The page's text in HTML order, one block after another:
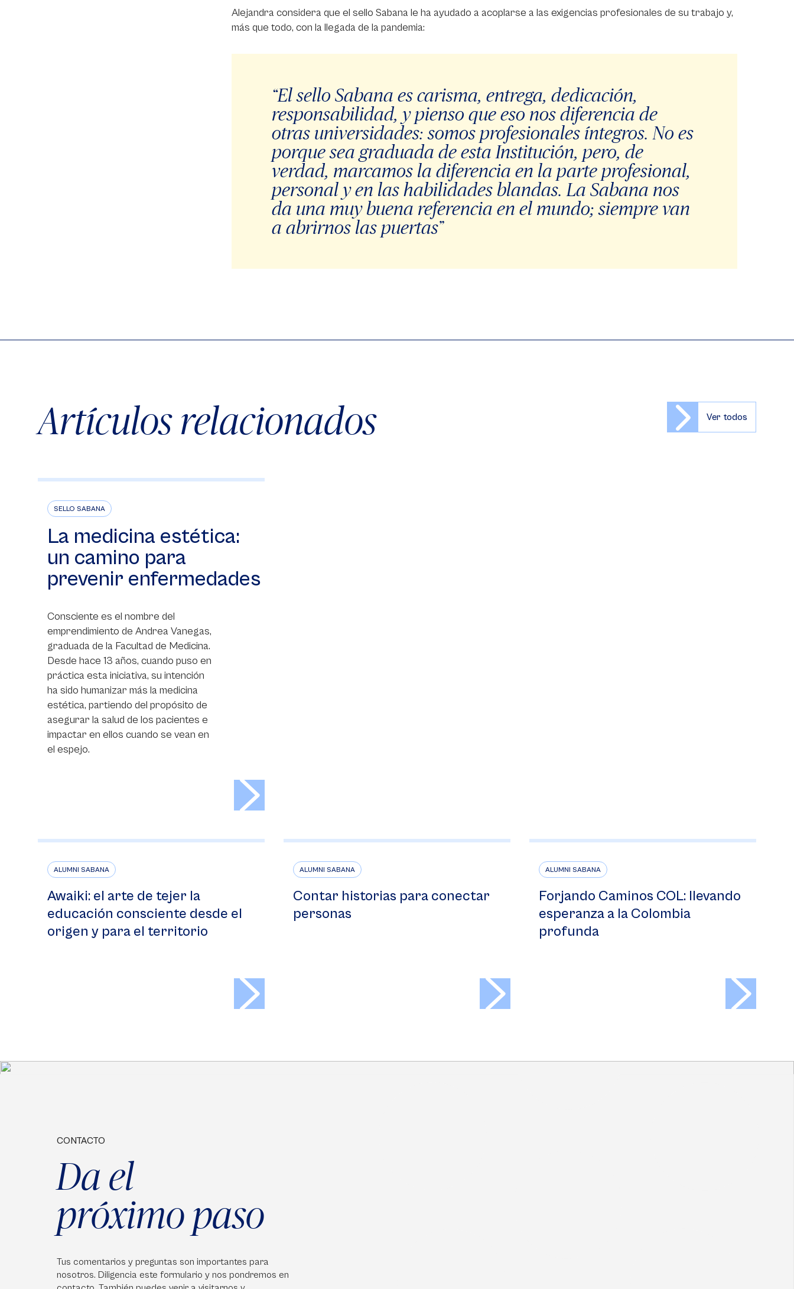
Alejandra considera que el sello Sabana le ha ayudado a acoplarse a las exigencias profesionales de su trabajo y,
más que todo, con la llegada de la pandemia:
“El sello Sabana es carisma, entrega, dedicación,
responsabilidad, y pienso que eso nos diferencia de
otras universidades: somos profesionales íntegros. No es
porque sea graduada de esta Institución, pero, de
verdad, marcamos la diferencia en la parte profesional,
personal y en las habilidades blandas. La Sabana nos
da una muy buena referencia en el mundo; siempre van
a abrirnos las puertas”
Artículos relacionados Ver todos
SELLO SABANA
La medicina estética:
un camino para
prevenir enfermedades
Consciente es el nombre del
emprendimiento de Andrea Vanegas,
graduada de la Facultad de Medicina.
Desde hace 13 años, cuando puso en
práctica esta iniciativa, su intención
ha sido humanizar más la medicina
estética, partiendo del propósito de
asegurar la salud de los pacientes e
impactar en ellos cuando se vean en
el espejo.
ALUMNI SABANA
Awaiki: el arte de tejer la
educación consciente desde el
origen y para el territorio
ALUMNI SABANA
Contar historias para conectar
personas
ALUMNI SABANA
Forjando Caminos COL: llevando
esperanza a la Colombia
profunda
CONTACTO
Da el
próximo paso
Tus comentarios y preguntas son importantes para
nosotros. Diligencia este formulario y nos pondremos en